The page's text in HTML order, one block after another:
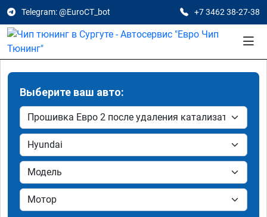
Telegram: @EuroCT_bot +7 3462 38-27-38
Выберите ваш авто: